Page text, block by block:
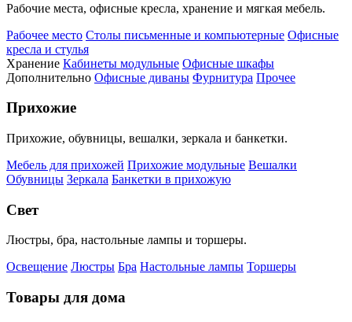
Рабочие места, офисные кресла, хранение и мягкая мебель.
Рабочее место Столы письменные и компьютерные Офисные
кресла и стулья
Хранение Кабинеты модульные Офисные шкафы
Дополнительно Офисные диваны Фурнитура Прочее
Прихожие
Прихожие, обувницы, вешалки, зеркала и банкетки.
Мебель для прихожей Прихожие модульные Вешалки
Обувницы Зеркала Банкетки в прихожую
Свет
Люстры, бра, настольные лампы и торшеры.
Освещение Люстры Бра Настольные лампы Торшеры
Товары для дома